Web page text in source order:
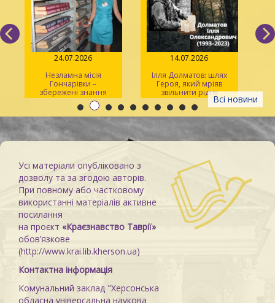
Всі новини
24.07.2026
Незламна місія
Гончарівки –
збережені знання
14.07.2026
Ілля Долматов: шлях
Героя, який мріяв
звільнити рідну
Каховку
Усі матеріали опубліковано з
дозволу та за згодою авторів.
При повному або частковому
використанні матеріалів активне
посилання
на проєкт «Краєзнавство Таврії»
обов’язкове
(http://www.krai.lib.kherson.ua)
Контактна інформація
Комунальний заклад "Херсонська
обласна універсальна наукова